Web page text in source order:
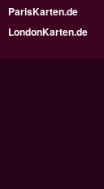
ParisKarten.de
LondonKarten.de